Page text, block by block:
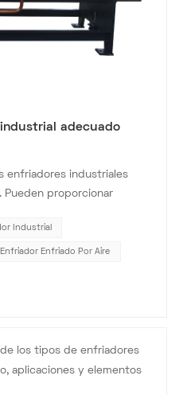
adecuado
enfriadores industriales
Pueden proporcionar
eficiente. Sin embargo,
de enfriadoras
este tema. yo.
Industrial
Enfriador Enfriado Por Aire